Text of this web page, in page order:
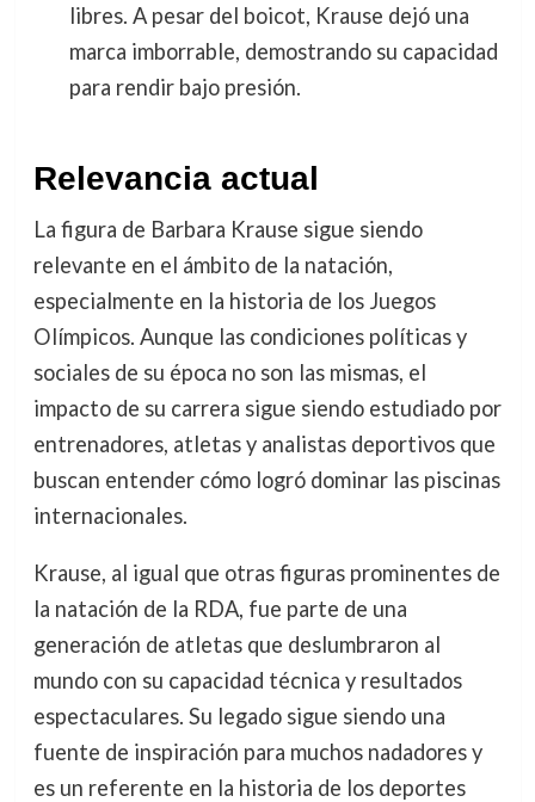
libres. A pesar del boicot, Krause dejó una
marca imborrable, demostrando su capacidad
para rendir bajo presión.
Relevancia actual
La figura de Barbara Krause sigue siendo
relevante en el ámbito de la natación,
especialmente en la historia de los Juegos
Olímpicos. Aunque las condiciones políticas y
sociales de su época no son las mismas, el
impacto de su carrera sigue siendo estudiado por
entrenadores, atletas y analistas deportivos que
buscan entender cómo logró dominar las piscinas
internacionales.
Krause, al igual que otras figuras prominentes de
la natación de la RDA, fue parte de una
generación de atletas que deslumbraron al
mundo con su capacidad técnica y resultados
espectaculares. Su legado sigue siendo una
fuente de inspiración para muchos nadadores y
es un referente en la historia de los deportes